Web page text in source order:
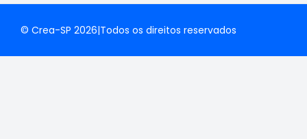
© Crea-SP 2026|Todos os direitos reservados